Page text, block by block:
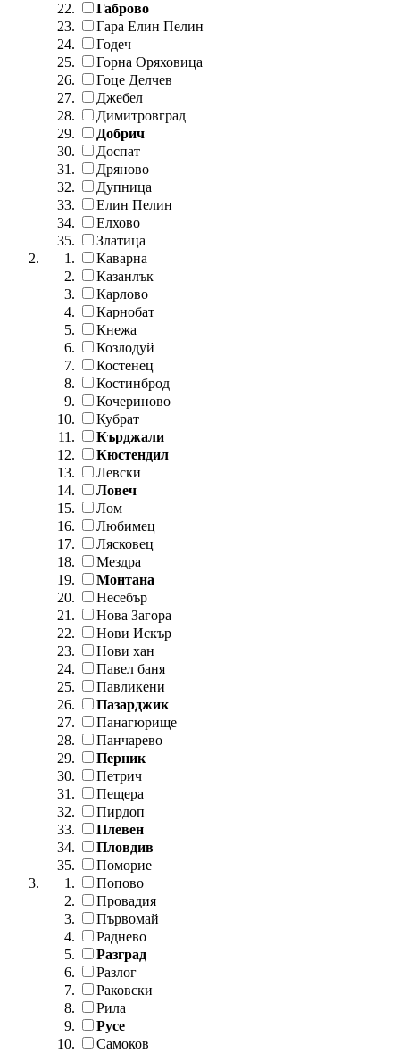
Габрово
Гара Елин Пелин
Годеч
Горна Оряховица
Гоце Делчев
Джебел
Димитровград
Добрич
Доспат
Дряново
Дупница
Елин Пелин
Елхово
Златица
Каварна
Казанлък
Карлово
Карнобат
Кнежа
Козлодуй
Костенец
Костинброд
Кочериново
Кубрат
Кърджали
Кюстендил
Левски
Ловеч
Лом
Любимец
Лясковец
Мездра
Монтана
Несебър
Нова Загора
Нови Искър
Нови хан
Павел баня
Павликени
Пазарджик
Панагюрище
Панчарево
Перник
Петрич
Пещера
Пирдоп
Плевен
Пловдив
Поморие
Попово
Провадия
Първомай
Раднево
Разград
Разлог
Раковски
Рила
Русе
Самоков